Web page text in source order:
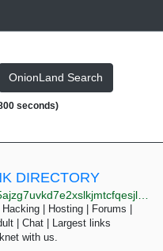
OnionLand Search
seconds)
DIRECTORY
search.php?s=CHAN
| Hosting | Forums |
| Chat | Largest links
with us.